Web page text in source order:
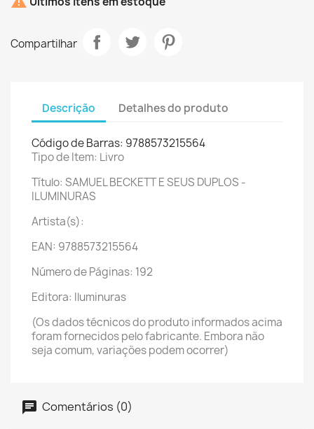
Compartilhar
Descrição Detalhes do produto
Código de Barras: 9788573215564
Tipo de Item: Livro
Título: SAMUEL BECKETT E SEUS DUPLOS -
ILUMINURAS
Artista(s):
EAN: 9788573215564
Número de Páginas: 192
Editora: Iluminuras
(Os dados técnicos do produto informados acima
foram fornecidos pelo fabricante. Embora não
seja comum, variações podem ocorrer)
Comentários (0)